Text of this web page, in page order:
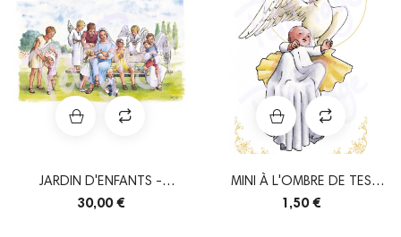
JARDIN D'ENFANTS -
AFFICHE A3
30,00 €
MINI À L'OMBRE DE TES
AILES
1,50 €